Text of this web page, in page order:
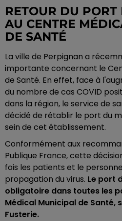
RETOUR DU
AU CENTRE
DE SANTÉ
La ville de Perpignan a
importante concernant le
de Santé. En effet, face à
du nombre de cas COVID
dans la région, le service de
décidé de rétablir le port du
sein de cet établissement.
Conformément aux
Publique France, cette
fois les patients et le
propagation du virus. Le port
obligatoire dans toutes les
Médical Municipal de Santé,
Fusterie.